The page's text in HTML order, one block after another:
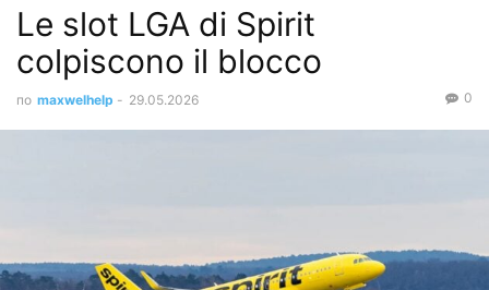
Le slot LGA di Spirit
colpiscono il blocco
по maxwelhelp - 29.05.2026 0